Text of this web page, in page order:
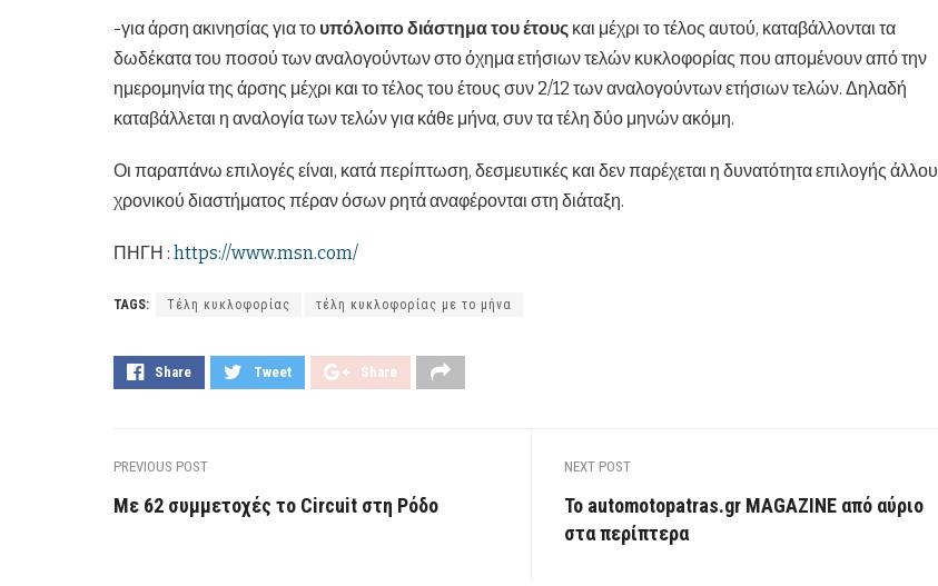
-για άρση ακινησίας για το υπόλοιπο διάστημα του έτους και μέχρι το τέλος αυτού, καταβάλλονται τα
δωδέκατα του ποσού των αναλογούντων στο όχημα ετήσιων τελών κυκλοφορίας που απομένουν από την
ημερομηνία της άρσης μέχρι και το τέλος του έτους συν 2/12 των αναλογούντων ετήσιων τελών. Δηλαδή
καταβάλλεται η αναλογία των τελών για κάθε μήνα, συν τα τέλη δύο μηνών ακόμη.
Οι παραπάνω επιλογές είναι, κατά περίπτωση, δεσμευτικές και δεν παρέχεται η δυνατότητα επιλογής άλλου
χρονικού διαστήματος πέραν όσων ρητά αναφέρονται στη διάταξη.
ΠΗΓΗ : https://www.msn.com/
TAGS: Τέλη κυκλοφορίας τέλη κυκλοφορίας με το μήνα
Share Tweet Share
PREVIOUS POST
Με 62 συμμετοχές το Circuit στη Ρόδο
NEXT POST
Το automotopatras.gr MAGAZINE από αύριο
στα περίπτερα